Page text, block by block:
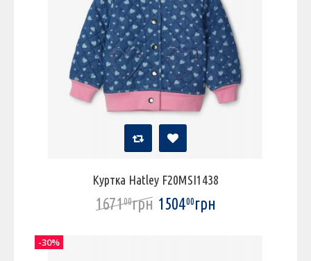
Куртка Hatley F20MSI1438
167100грн 150400грн
-30%